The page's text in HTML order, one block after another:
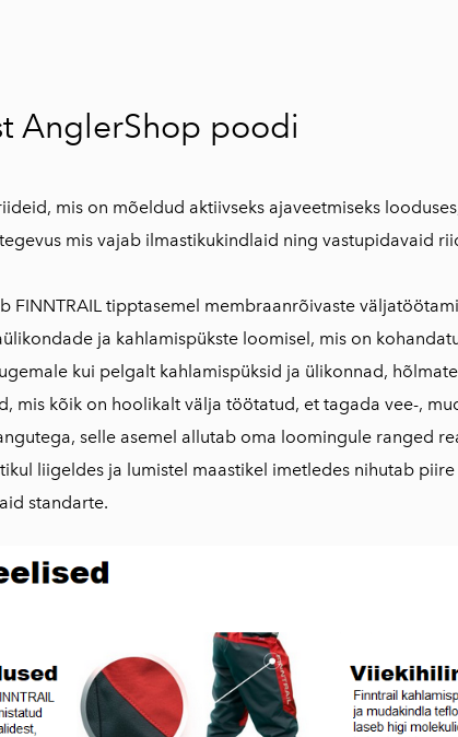
AnglerShop poodi
mis on mõeldud aktiivseks ajaveetmiseks
mis vajab ilmastikukindlaid ning vastupidavaid
FINNTRAIL tipptasemel membraanrõivaste
ja kahlamispükste loomisel, mis on
kui pelgalt kahlamispüksid ja ülikonnad,
mis kõik on hoolikalt välja töötatud, et tagada vee-,
selle asemel allutab oma loomingule ranged
liigeldes ja lumistel maastikel imetledes nihutab
standarte.